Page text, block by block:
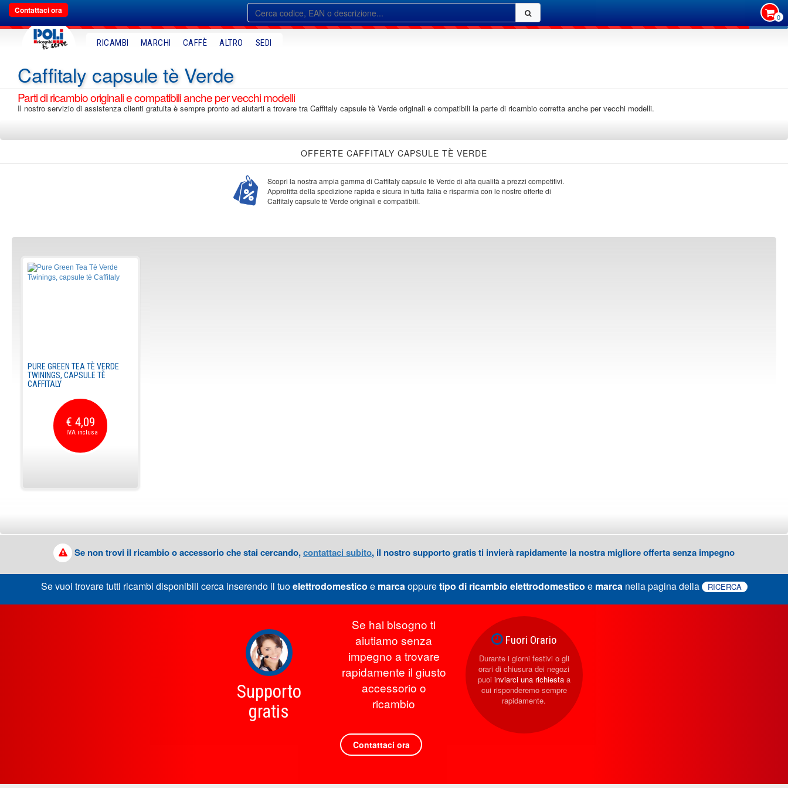
Contattaci ora
0
RICAMBI MARCHI CAFFÈ ALTRO SEDI
Caffitaly capsule tè Verde
Parti di ricambio originali e compatibili anche per vecchi modelli
Il nostro servizio di assistenza clienti gratuita è sempre pronto ad aiutarti a trovare tra Caffitaly capsule tè Verde originali e compatibili la parte di ricambio corretta anche per vecchi modelli.
OFFERTE CAFFITALY CAPSULE TÈ VERDE
Scopri la nostra ampia gamma di Caffitaly capsule tè Verde di alta qualità a prezzi competitivi.
Approfitta della spedizione rapida e sicura in tutta Italia e risparmia con le nostre offerte di
Caffitaly capsule tè Verde originali e compatibili.
PURE GREEN TEA TÈ VERDE
TWININGS, CAPSULE TÈ
CAFFITALY
€ 4,09
Se non trovi il ricambio o accessorio che stai cercando,contattaci subito, il nostro supporto gratis ti invierà rapidamente la nostra migliore offerta senza impegno
Se vuoi trovare tutti ricambi disponibili cerca inserendo il tuoelettrodomestico e marcaoppuretipo di ricambio elettrodomestico e marcanella pagina della RICERCA
Supporto
gratis
Se hai bisogno ti
aiutiamo senza
impegno a trovare
rapidamente il giusto
accessorio o
ricambio
Contattaci ora
Fuori Orario
Durante i giorni festivi o gli
orari di chiusura dei negozi
puoi inviarci una richiestaa
cui risponderemo sempre
rapidamente.